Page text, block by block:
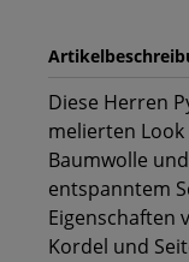
Diese Herren
melierten
Baumwolle
entspanntem
Eigenschaften
Kordel und